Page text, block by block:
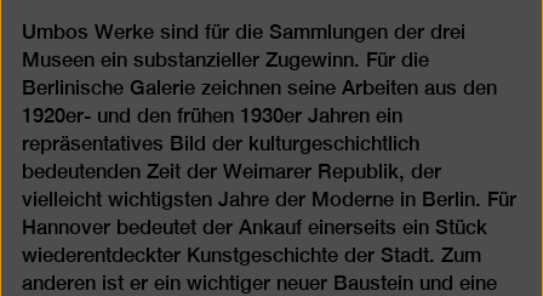
Umbos Werke sind für die Sammlungen der drei
Museen ein substanzieller Zugewinn. Für die
Berlinische Galerie zeichnen seine Arbeiten aus den
1920er- und den frühen 1930er Jahren ein
repräsentatives Bild der kulturgeschichtlich
bedeutenden Zeit der Weimarer Republik, der
vielleicht wichtigsten Jahre der Moderne in Berlin. Für
Hannover bedeutet der Ankauf einerseits ein Stück
wiederentdeckter Kunstgeschichte der Stadt. Zum
anderen ist er ein wichtiger neuer Baustein und eine